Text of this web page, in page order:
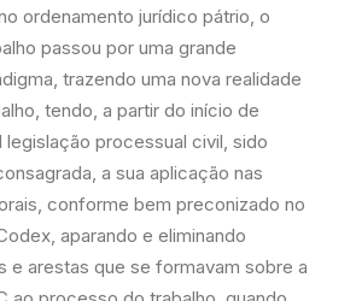
ordenamento jurídico pátrio, o
passou por uma grande
trazendo uma nova realidade
tendo, a partir do início de
legislação processual civil, sido
a sua aplicação nas
conforme bem preconizado no
aparando e eliminando
e arestas que se formavam sobre a